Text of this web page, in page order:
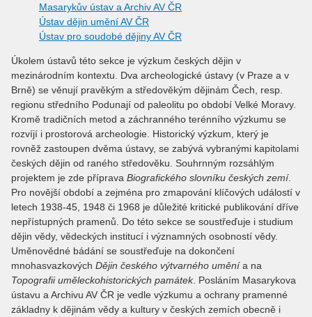
Masarykův ústav a Archiv AV ČR
Ústav dějin umění AV ČR
Ústav pro soudobé dějiny AV ČR
Úkolem ústavů této sekce je výzkum českých dějin v
mezinárodním kontextu. Dva archeologické ústavy (v Praze a v
Brně) se věnují pravěkým a středověkým dějinám Čech, resp.
regionu středního Podunají od paleolitu po období Velké Moravy.
Kromě tradičních metod a záchranného terénního výzkumu se
rozvíjí i prostorová archeologie. Historický výzkum, který je
rovněž zastoupen dvěma ústavy, se zabývá vybranými kapitolami
českých dějin od raného středověku. Souhrnným rozsáhlým
projektem je zde příprava Biografického slovníku českých zemí.
Pro novější období a zejména pro zmapování klíčových událostí v
letech 1938-45, 1948 či 1968 je důležité kritické publikování dříve
nepřístupných pramenů. Do této sekce se soustřeďuje i studium
dějin vědy, vědeckých institucí i významných osobností vědy.
Uměnovědné bádání se soustřeďuje na dokončení
mnohasvazkových Dějin českého výtvarného uměnía na
Topografii uměleckohistorických památek. Posláním Masarykova
ústavu a Archivu AV ČR je vedle výzkumu a ochrany pramenné
základny k dějinám vědy a kultury v českých zemích obecně i